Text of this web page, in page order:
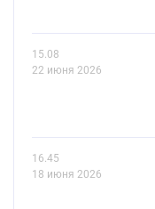
15.08
22 июня 2026
16.45
18 июня 2026